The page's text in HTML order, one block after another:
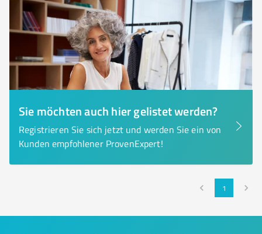
Sie möchten auch hier gelistet werden?
Registrieren Sie sich jetzt und werden Sie ein von
Kunden empfohlener ProvenExpert!
1